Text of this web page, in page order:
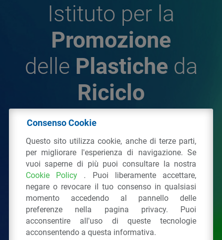
Istituto per la
Promozione
delle Plastiche da
Riciclo
Plastiche da Riciclo
C.F. 97381090154
Via San Vittore 36 20123Milano (MI)
Tel.: 02 43928225.
Tutti i diritti riservati Privacy Policy &Cookie
Consenso Cookie
Questo sito utilizza cookie, anche di terze parti,
per migliorare l'esperienza di navigazione. Se
vuoi saperne di più puoi consultare la nostra
Cookie Policy . Puoi liberamente accettare,
negare o revocare il tuo consenso in qualsiasi
momento accedendo al pannello delle
preferenze nella pagina privacy. Puoi
acconsentire all'uso di queste tecnologie
acconsentendo a questa informativa.